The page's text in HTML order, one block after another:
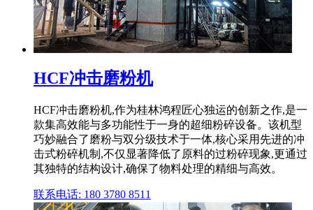
HCF冲击磨粉机
HCF冲击磨粉机,作为桂林鸿程匠心独运的创新之作,是一
款集高效能与多功能性于一身的超细粉碎设备。该机型
巧妙融合了磨粉与双分级技术于一体,核心采用先进的冲
击式粉碎机制,不仅显著降低了原料的过粉碎现象,更通过
其独特的结构设计,确保了物料处理的精细与高效。
联系电话: 180 3780 8511